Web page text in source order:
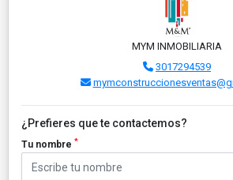
MYM INMOBILIARIA
3017294539
¿Prefieres que te contactemos?
Tu nombre *